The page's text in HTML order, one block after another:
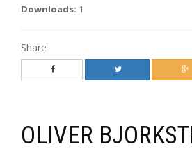
Downloads: 1
Share
OLIVER